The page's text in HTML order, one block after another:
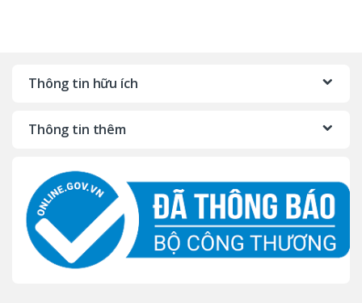
Thông tin hữu ích
Thông tin thêm